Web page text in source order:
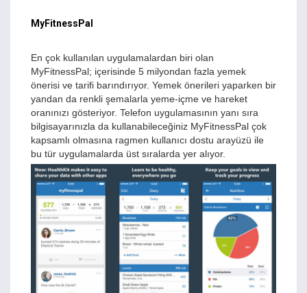
MyFitnessPal
En çok kullanılan uygulamalardan biri olan
MyFitnessPal; içerisinde 5 milyondan fazla yemek
önerisi ve tarifi barındırıyor. Yemek önerileri yaparken bir
yandan da renkli şemalarla yeme-içme ve hareket
oranınızı gösteriyor. Telefon uygulamasının yanı sıra
bilgisayarınızla da kullanabileceğiniz MyFitnessPal çok
kapsamlı olmasına ragmen kullanıcı dostu arayüzü ile
bu tür uygulamalarda üst sıralarda yer alıyor.